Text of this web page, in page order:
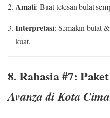
Amati: Buat tetesan bulat
Interpretasi: Semakin bulat
kuat.
8. Rahasia #7:
Avanza di Kota